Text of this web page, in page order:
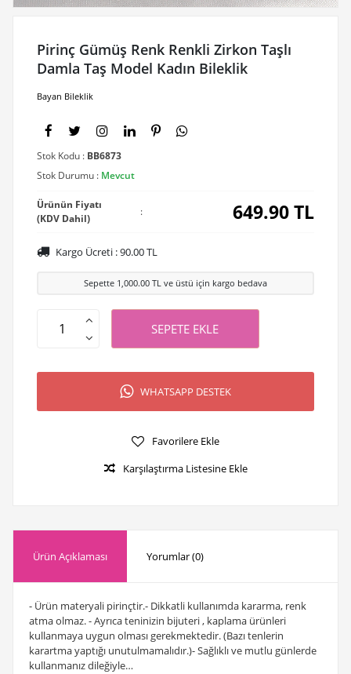
Pirinç Gümüş Renk Renkli Zirkon Taşlı
Damla Taş Model Kadın Bileklik
Bayan Bileklik
Stok Kodu : BB6873
Stok Durumu : Mevcut
Ürünün Fiyatı
(KDV Dahil)
: 649.90TL
Kargo Ücreti :90.00TL
Sepette 1,000.00 TL ve üstü için kargo bedava
SEPETE EKLE
WHATSAPP DESTEK
Favorilere Ekle
Karşılaştırma Listesine Ekle
Ürün Açıklaması Yorumlar (0)
- Ürün materyali pirinçtir.- Dikkatli kullanımda kararma, renk
atma olmaz. - Ayrıca teninizin bijuteri , kaplama ürünleri
kullanmaya uygun olması gerekmektedir. (Bazı tenlerin
karartma yaptığı unutulmamalıdır.)- Sağlıklı ve mutlu günlerde
kullanmanız dileğiyle…